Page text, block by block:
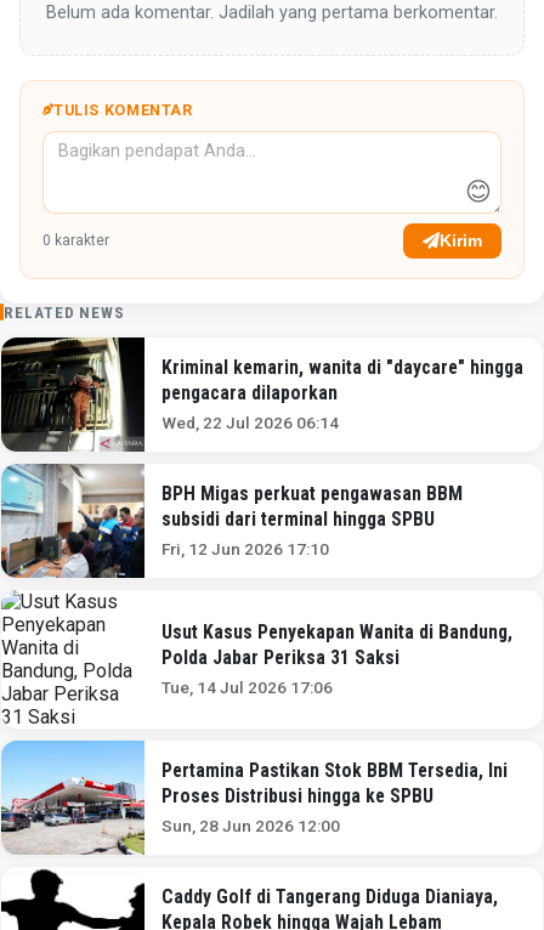
Belum ada komentar. Jadilah yang pertama berkomentar.
TULIS KOMENTAR
😊
0 karakter Kirim
RELATED NEWS
Kriminal kemarin, wanita di "daycare" hingga
pengacara dilaporkan
Wed, 22 Jul 2026 06:14
BPH Migas perkuat pengawasan BBM
subsidi dari terminal hingga SPBU
Fri, 12 Jun 2026 17:10
Usut Kasus Penyekapan Wanita di Bandung,
Polda Jabar Periksa 31 Saksi
Tue, 14 Jul 2026 17:06
Pertamina Pastikan Stok BBM Tersedia, Ini
Proses Distribusi hingga ke SPBU
Sun, 28 Jun 2026 12:00
Caddy Golf di Tangerang Diduga Dianiaya,
Kepala Robek hingga Wajah Lebam